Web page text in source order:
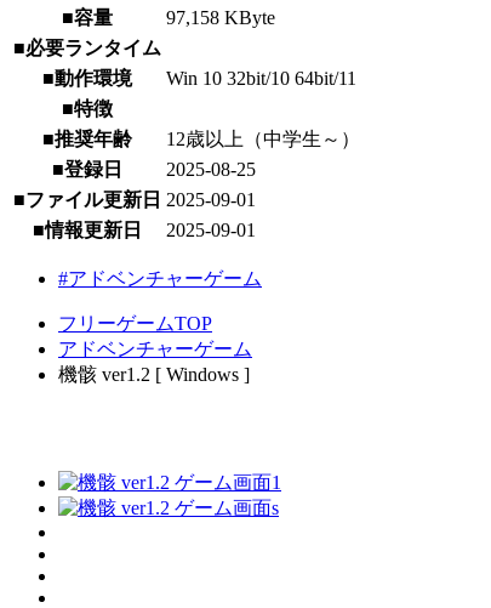
■容量
97,158 KByte
■必要ランタイム
■動作環境
Win 10 32bit/10 64bit/11
■特徴
■推奨年齢
12歳以上（中学生～）
■登録日
2025-08-25
■ファイル更新日 2025-09-01
■情報更新日
2025-09-01
#アドベンチャーゲーム
フリーゲームTOP
アドベンチャーゲーム
機骸 ver1.2 [ Windows ]